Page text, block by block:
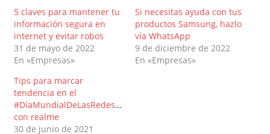
5 claves para mantener tu
información segura en
internet y evitar robos
31 de mayo de 2022
En «Empresas»
Si necesitas ayuda con tus
productos Samsung, hazlo
vía WhatsApp
9 de diciembre de 2022
En «Empresas»
Tips para marcar
tendencia en el
#DíaMundialDeLasRedesSociales
con realme
30 de junio de 2021